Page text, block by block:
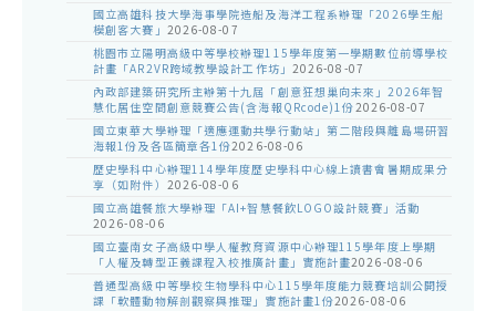
國立高雄科技大學海事學院造船及海洋工程系辦理「2026學生船
模創客大賽」 2026-08-07
桃園市立陽明高級中等學校辦理115學年度第一學期數位前導學校
計畫「AR2VR跨域教學設計工作坊」 2026-08-07
內政部建築研究所主辦第十九屆「創意狂想巢向未來」2026年智
慧化居住空間創意競賽公告(含海報QRcode)1份2026-08-07
國立東華大學辦理「適應運動共學行動站」第二階段與離島場研習
海報1份及各區簡章各1份2026-08-06
歷史學科中心辦理114學年度歷史學科中心線上讀書會暑期成果分
享（如附件） 2026-08-06
國立高雄餐旅大學辦理「AI+智慧餐飲LOGO設計競賽」活動
2026-08-06
國立臺南女子高級中學人權教育資源中心辦理115學年度上學期
「人權及轉型正義課程入校推廣計畫」實施計畫2026-08-06
普通型高級中等學校生物學科中心115學年度能力競賽培訓公開授
課「軟體動物解剖觀察與推理」實施計畫1份2026-08-06